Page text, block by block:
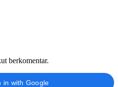
berkomentar.
in with Google